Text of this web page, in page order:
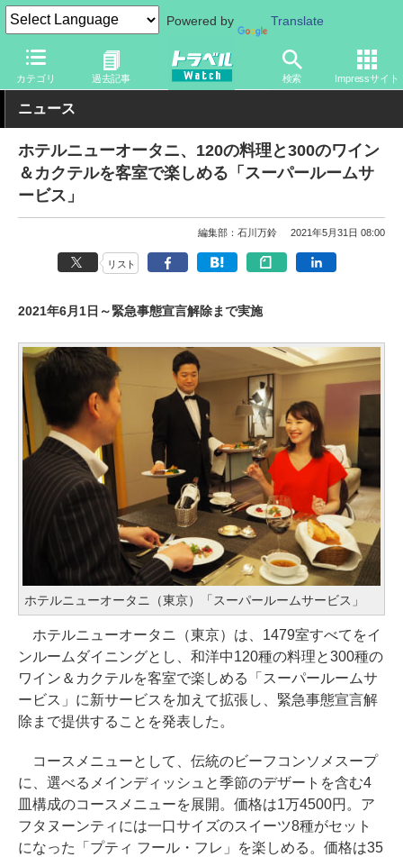
Powered by Translate
カテゴリ 過去記事 検索 Impressサイト
トラベル Watch 旅の情報 ホテル・旅館
ニュース
ホテルニューオータニ、120の料理と300のワイン
＆カクテルを客室で楽しめる「スーパールームサ
ービス」
編集部：石川万鈴 2021年5月31日 08:00
リスト
2021年6月1日～緊急事態宣言解除まで実施
ホテルニューオータニ（東京）「スーパールームサービス」
ホテルニューオータニ（東京）は、1479室すべてをイ
ンルームダイニングとし、和洋中120種の料理と300種の
ワイン＆カクテルを客室で楽しめる「スーパールームサ
ービス」に新サービスを加えて拡張し、緊急事態宣言解
除まで提供することを発表した。
コースメニューとして、伝統のビーフコンソメスープ
に、選べるメインディッシュと季節のデザートを含む4
皿構成のコースメニューを展開。価格は1万4500円。ア
フタヌーンティには一口サイズのスイーツ8種がセット
になった「プティ フール・フレ」を楽しめる。価格は35